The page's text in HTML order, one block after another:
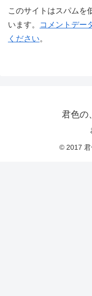
このサイトはスパムを
います。
コメントデー
ください。
君色の
© 2017 君